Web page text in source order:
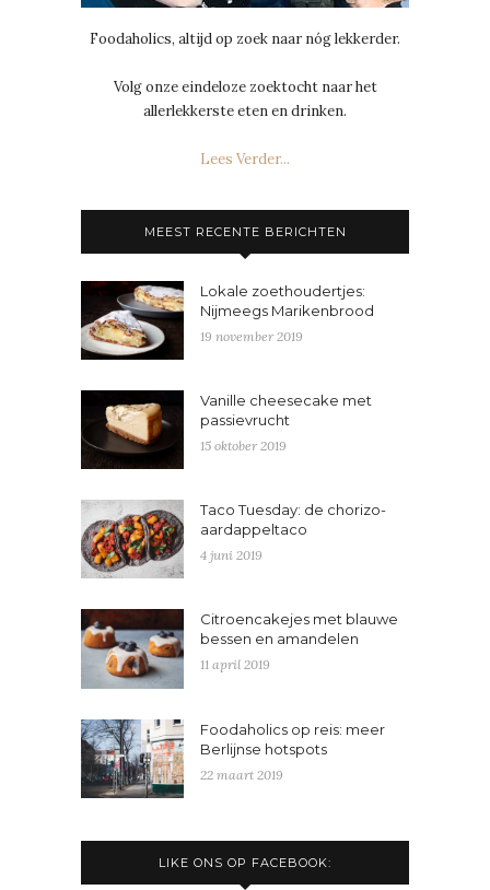
Foodaholics, altijd op zoek naar nóg lekkerder.
Volg onze eindeloze zoektocht naar het
allerlekkerste eten en drinken.
Lees Verder...
MEEST RECENTE BERICHTEN
Lokale zoethoudertjes:
Nijmeegs Marikenbrood
19 november 2019
Vanille cheesecake met
passievrucht
15 oktober 2019
Taco Tuesday: de chorizo-
aardappeltaco
4 juni 2019
Citroencakejes met blauwe
bessen en amandelen
11 april 2019
Foodaholics op reis: meer
Berlijnse hotspots
22 maart 2019
LIKE ONS OP FACEBOOK: